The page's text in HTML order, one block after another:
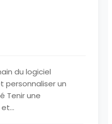
du logiciel
personnaliser un
Tenir une